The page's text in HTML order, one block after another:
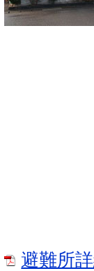
避難所